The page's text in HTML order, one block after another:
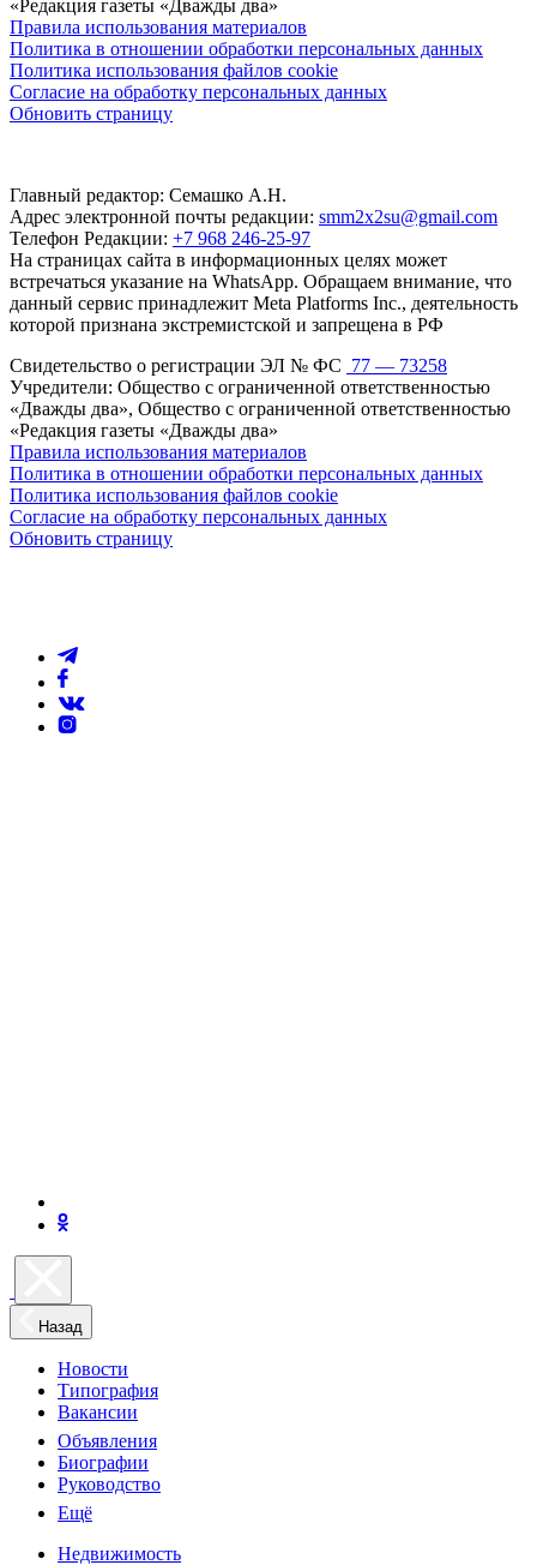
«Редакция газеты «Дважды два»
Правила использования материалов
Политика в отношении обработки персональных данных
Политика использования файлов cookie
Согласие на обработку персональных данных
Обновить страницу
Главный редактор: Семашко А.Н.
Адрес электронной почты редакции: smm2x2su@gmail.com
Телефон Редакции: +7 968 246-25-97
На страницах сайта в информационных целях может
встречаться указание на WhatsApp. Обращаем внимание, что
данный сервис принадлежит Meta Platforms Inc., деятельность
которой признана экстремистской и запрещена в РФ
Свидетельство о регистрации ЭЛ № ФС 77 — 73258
Учредители: Общество с ограниченной ответственностью
«Дважды два», Общество с ограниченной ответственностью
«Редакция газеты «Дважды два»
Правила использования материалов
Политика в отношении обработки персональных данных
Политика использования файлов cookie
Согласие на обработку персональных данных
Обновить страницу
Назад
Новости
Типография
Вакансии
Объявления
Биографии
Руководство
Ещё
Недвижимость